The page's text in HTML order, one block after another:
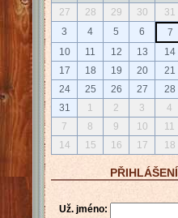
27
28 29 30 31
3
4 5 6 7
10
11 12 13 14
17
18 19 20 21
24
25 26 27 28
31
1 2 3 4
7
8 9 10 11
14
15 16 17 18
PŘIHLÁŠENÍ
Už. jméno: